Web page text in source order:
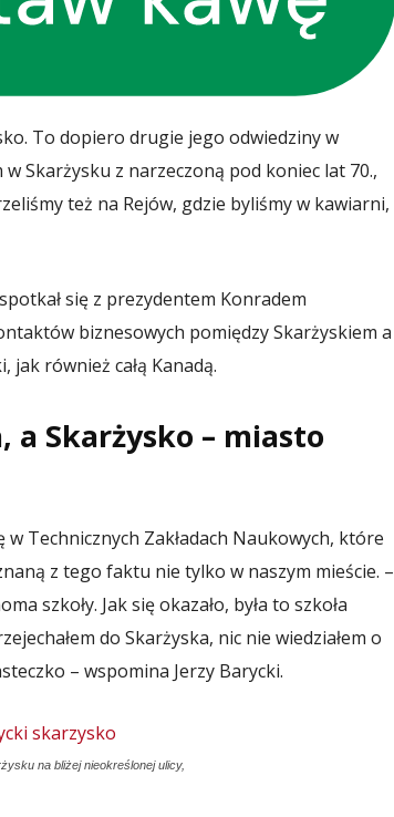
To dopiero drugie jego odwiedziny w
w Skarżysku z narzeczoną pod koniec lat 70.,
też na Rejów, gdzie byliśmy w kawiarni,
się z prezydentem Konradem
biznesowych pomiędzy Skarżyskiem a
jak również całą Kanadą.
a Skarżysko – miasto
w Technicznych Zakładach Naukowych, które
z tego faktu nie tylko w naszym mieście. –
szkoły. Jak się okazało, była to szkoła
do Skarżyska, nic nie wiedziałem o
– wspomina Jerzy Barycki.
na bliżej nieokreślonej ulicy,